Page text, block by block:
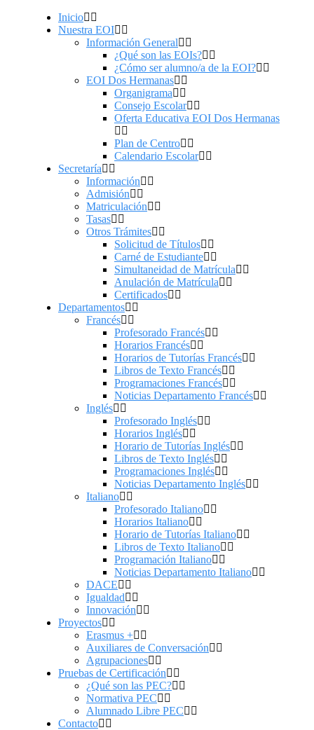
Inicio
Nuestra EOI
Información General
¿Qué son las EOIs?
¿Cómo ser alumno/a de la EOI?
EOI Dos Hermanas
Organigrama
Consejo Escolar
Oferta Educativa EOI Dos Hermanas
Plan de Centro
Calendario Escolar
Secretaría
Información
Admisión
Matriculación
Tasas
Otros Trámites
Solicitud de Títulos
Carné de Estudiante
Simultaneidad de Matrícula
Anulación de Matrícula
Certificados
Departamentos
Francés
Profesorado Francés
Horarios Francés
Horarios de Tutorías Francés
Libros de Texto Francés
Programaciones Francés
Noticias Departamento Francés
Inglés
Profesorado Inglés
Horarios Inglés
Horario de Tutorías Inglés
Libros de Texto Inglés
Programaciones Inglés
Noticias Departamento Inglés
Italiano
Profesorado Italiano
Horarios Italiano
Horario de Tutorías Italiano
Libros de Texto Italiano
Programación Italiano
Noticias Departamento Italiano
DACE
Igualdad
Innovación
Proyectos
Erasmus +
Auxiliares de Conversación
Agrupaciones
Pruebas de Certificación
¿Qué son las PEC?
Normativa PEC
Alumnado Libre PEC
Contacto